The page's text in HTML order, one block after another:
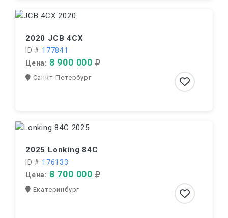
2020 JCB 4CX
ID # 177841
Цена: 8 900 000
Санкт-Петербург
2025 Lonking 84C
ID # 176133
Цена: 8 700 000
Екатеринбург